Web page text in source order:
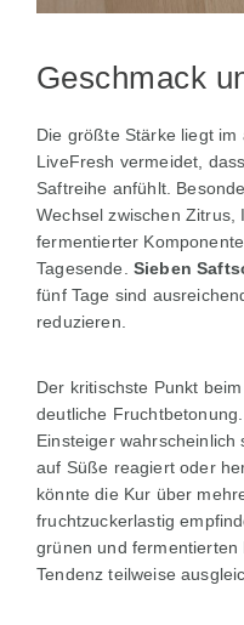
Geschmack
Die größte Stärke liegt im
LiveFresh vermeidet,
Saftreihe anfühlt.
Wechsel zwischen Zitrus,
fermentierter
Tagesende. Sieben
fünf Tage sind
reduzieren.
Der kritischste Punkt
deutliche
Einsteiger
auf Süße reagiert oder
könnte die Kur über
fruchtzuckerlastig
grünen und fermentierten
Tendenz teilweise